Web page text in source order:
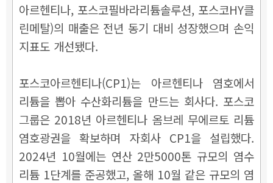
아르헨티나, 포스코필바라리튬솔루션, 포스코HY클
린메탈)의 매출은 전년 동기 대비 성장했으며 손익
지표도 개선됐다.
포스코아르헨티나(CP1)는 아르헨티나 염호에서
리튬을 뽑아 수산화리튬을 만드는 회사다. 포스코
그룹은 2018년 아르헨티나 옴브레 무에르토 리튬
염호광권을 확보하며 자회사 CP1을 설립했다.
2024년 10월에는 연산 2만5000톤 규모의 염수
리튬 1단계를 준공했고, 올해 10월 같은 규모의 염